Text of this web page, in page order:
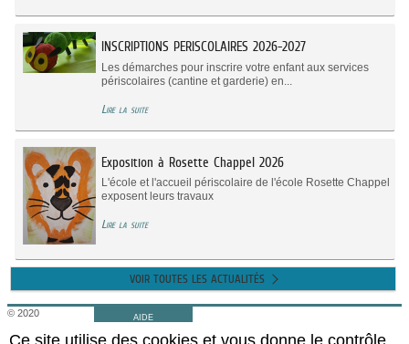
INSCRIPTIONS PERISCOLAIRES 2026-2027
Les démarches pour inscrire votre enfant aux services
périscolaires (cantine et garderie) en...
Lire la suite
Exposition à Rosette Chappel 2026
L'école et l'accueil périscolaire de l'école Rosette Chappel
exposent leurs travaux
Lire la suite
VOIR TOUTES LES ACTUALITÉS
© 2020
Retour au site
AIDE
Ce site utilise des cookies et vous donne le contrôle